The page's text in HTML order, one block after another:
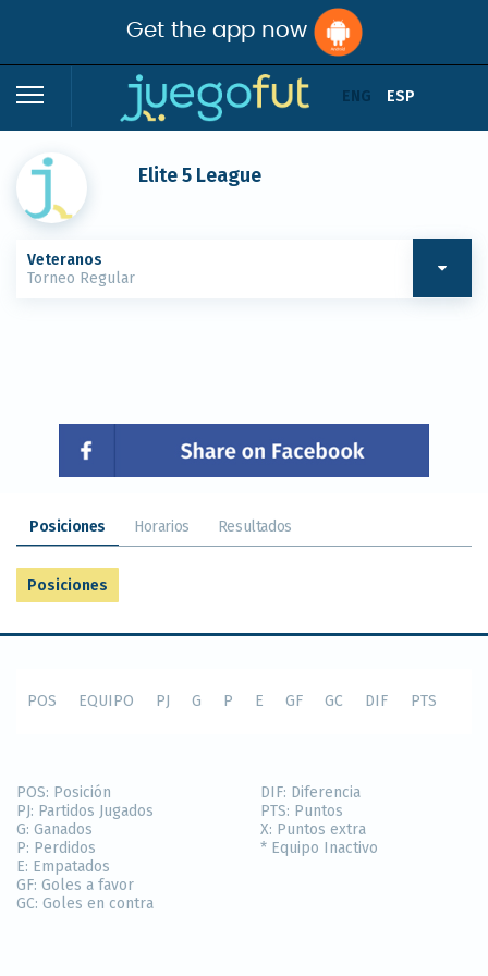
Get the app now
ENG ESP
Elite 5 League
Veteranos
Torneo Regular
Posiciones Horarios Resultados
Posiciones
POS EQUIPO PJ G P E GF GC DIF PTS
POS: Posición
PJ: Partidos Jugados
G: Ganados
P: Perdidos
E: Empatados
GF: Goles a favor
GC: Goles en contra
DIF: Diferencia
PTS: Puntos
X: Puntos extra
* Equipo Inactivo